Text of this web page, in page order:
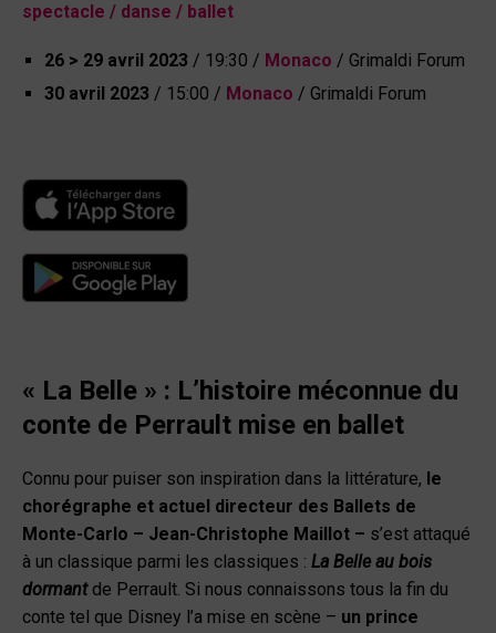
spectacle / danse / ballet
26 > 29 avril 2023 / 19:30 / Monaco / Grimaldi Forum
30 avril 2023 / 15:00 / Monaco / Grimaldi Forum
« La Belle » : L’histoire méconnue du
conte de Perrault mise en ballet
Connu pour puiser son inspiration dans la littérature, le
chorégraphe et actuel directeur des Ballets de
Monte-Carlo – Jean-Christophe Maillot – s’est attaqué
à un classique parmi les classiques : La Belle au bois
dormantde Perrault. Si nous connaissons tous la fin du
conte tel que Disney l’a mise en scène – un prince